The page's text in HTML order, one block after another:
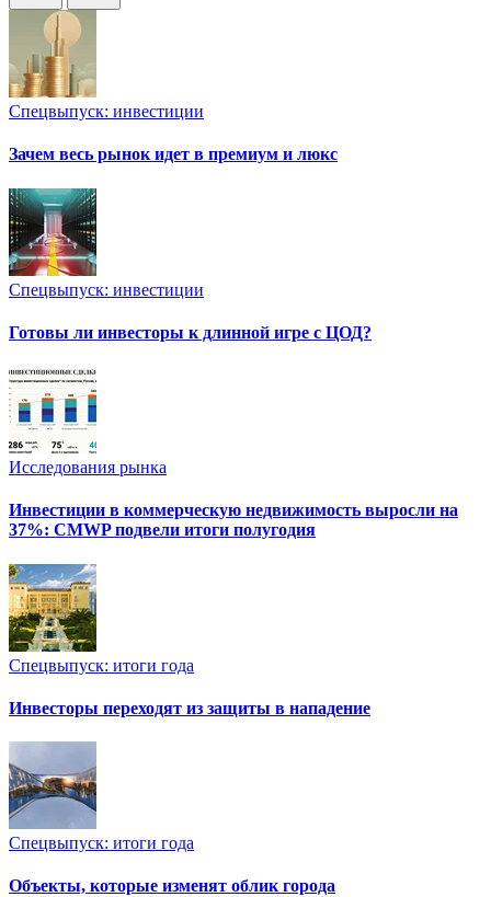
Спецвыпуск: инвестиции
Зачем весь рынок идет в премиум и люкс
Спецвыпуск: инвестиции
Готовы ли инвесторы к длинной игре с ЦОД?
Исследования рынка
Инвестиции в коммерческую недвижимость выросли на
37%: CMWP подвели итоги полугодия
Спецвыпуск: итоги года
Инвесторы переходят из защиты в нападение
Спецвыпуск: итоги года
Объекты, которые изменят облик города